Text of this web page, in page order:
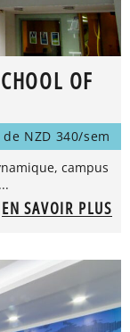
OF
NZD 340/sem
campus
EN SAVOIR PLUS